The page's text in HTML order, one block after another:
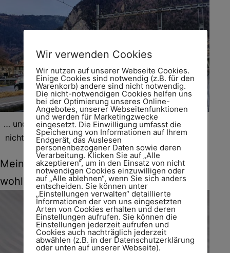
… und dass es Interlaken West gibt, wusste ich auch
nicht. Die ICEs fahren ja immer nach Interlaken Ost.
Mein Hotel begrüßt mich mit … na was
wohl?
Wir verwenden Cookies
Wir nutzen auf unserer Webseite Cookies.
Einige Cookies sind notwendig (z.B. für den
Warenkorb) andere sind nicht notwendig.
Die nicht-notwendigen Cookies helfen uns
bei der Optimierung unseres Online-
Angebotes, unserer Webseitenfunktionen
und werden für Marketingzwecke
eingesetzt. Die Einwilligung umfasst die
Speicherung von Informationen auf Ihrem
Endgerät, das Auslesen
personenbezogener Daten sowie deren
Verarbeitung. Klicken Sie auf „Alle
akzeptieren“, um in den Einsatz von nicht
notwendigen Cookies einzuwilligen oder
auf „Alle ablehnen“, wenn Sie sich anders
entscheiden. Sie können unter
„Einstellungen verwalten“ detaillierte
Informationen der von uns eingesetzten
Arten von Cookies erhalten und deren
Einstellungen aufrufen. Sie können die
Einstellungen jederzeit aufrufen und
Cookies auch nachträglich jederzeit
abwählen (z.B. in der Datenschutzerklärung
oder unten auf unserer Webseite).